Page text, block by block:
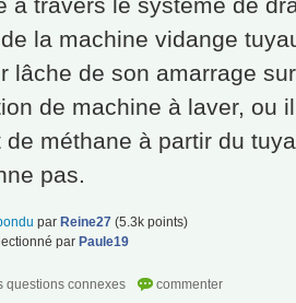
la machine vidange
lâche de son amarrage
de machine à laver, ou
de méthane à partir du
pas.
par Reine27 (5.3k points)
par Paule19